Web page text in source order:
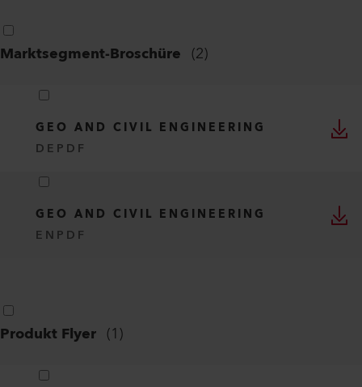
Marktsegment-Broschüre (2)
GEO AND CIVIL ENGINEERING
DE PDF
GEO AND CIVIL ENGINEERING
EN PDF
Produkt Flyer (1)